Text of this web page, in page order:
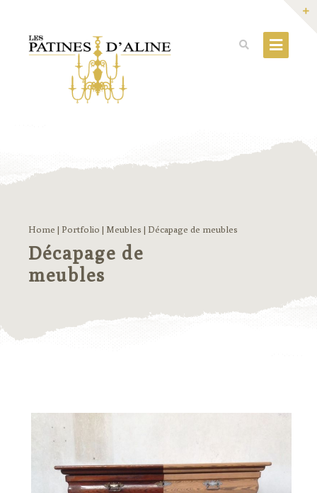
Home | Portfolio | Meubles | Décapage de meubles
Décapage de
meubles